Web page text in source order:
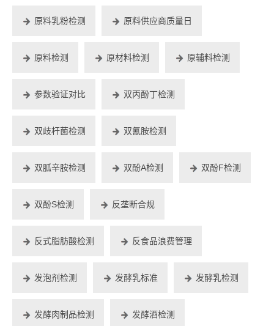
原料乳粉检测 原料供应商质量日
原料检测 原材料检测 原辅料检测
参数验证对比 双丙酚丁检测
双歧杆菌检测 双氰胺检测
双胍辛胺检测 双酚A检测 双酚F检测
双酚S检测 反垄断合规
反式脂肪酸检测 反食品浪费管理
发泡剂检测 发酵乳标准 发酵乳检测
发酵肉制品检测 发酵酒检测